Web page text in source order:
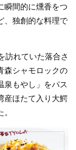
瞬間的に燻香をつ
、独創的な料理で
訪れていた落合さ
森シャモロックの
泉もやし」をパス
産ほたて入り大鰐